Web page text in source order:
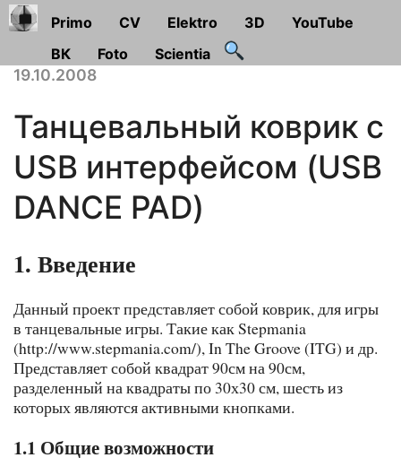
Primo CV Elektro 3D
YouTube
ВК
Foto Scientia
19.10.2008
Танцевальный коврик с
USB интерфейсом (USB
DANCE PAD)
1. Введение
Данный проект представляет собой коврик, для игры
в танцевальные игры. Такие как Stepmania
(http://www.stepmania.com/), In The Groove (ITG) и др.
Представляет собой квадрат 90см на 90см,
разделенный на квадраты по 30х30 см, шесть из
которых являются активными кнопками.
1.1 Общие возможности